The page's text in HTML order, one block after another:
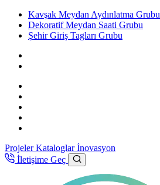
Kavşak Meydan Aydınlatma Grubu
Dekoratif Meydan Saati Grubu
Şehir Giriş Tagları Grubu
Projeler Kataloglar İnovasyon
İletişime Geç